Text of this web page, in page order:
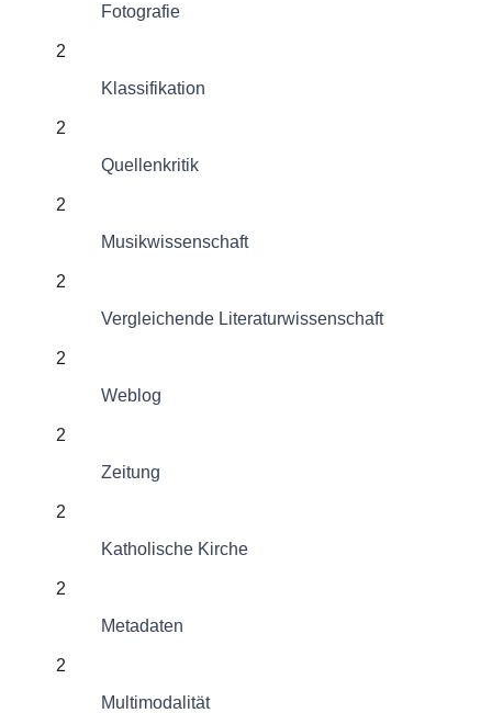
Fotografie
2
Klassifikation
2
Quellenkritik
2
Musikwissenschaft
2
Vergleichende Literaturwissenschaft
2
Weblog
2
Zeitung
2
Katholische Kirche
2
Metadaten
2
Multimodalität